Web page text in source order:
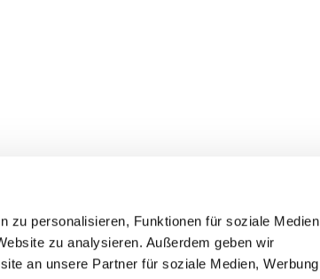
zu personalisieren, Funktionen für soziale Medien
zu analysieren. Außerdem geben wir
an unsere Partner für soziale Medien, Werbung
15, 17489 Greifswald+49 3834 5735-0
Impressum